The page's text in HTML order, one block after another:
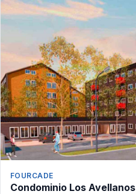
FOURCADE
Condominio Los Avellanos